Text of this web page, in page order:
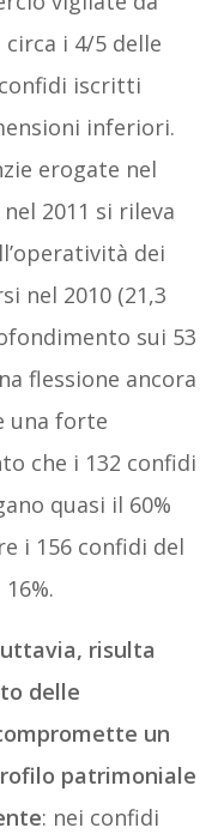
circa i 4/5 delle
iscritti
inferiori.
erogate nel
2011 si rileva
dei
nel 2010 (21,3
sui 53
flessione ancora
una forte
che i 132 confidi
quasi il 60%
i 156 confidi del
risulta
delle
un
patrimoniale
: nei confidi